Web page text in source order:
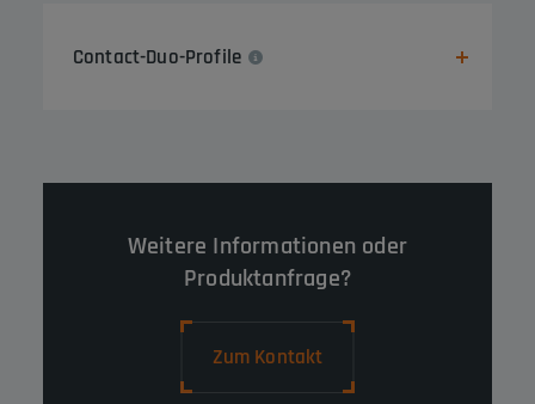
Contact-Duo-Profile
Weitere Informationen oder
Produktanfrage?
Zum Kontakt